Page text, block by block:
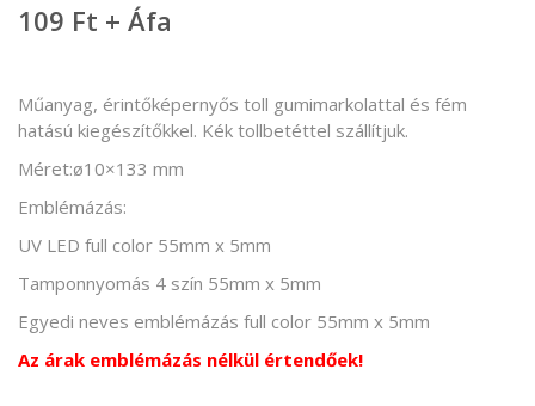
109 Ft + Áfa
Műanyag, érintőképernyős toll gumimarkolattal és fém
hatású kiegészítőkkel. Kék tollbetéttel szállítjuk.
Méret:ø10×133 mm
Emblémázás:
UV LED full color 55mm x 5mm
Tamponnyomás 4 szín 55mm x 5mm
Egyedi neves emblémázás full color 55mm x 5mm
Az árak emblémázás nélkül értendőek!